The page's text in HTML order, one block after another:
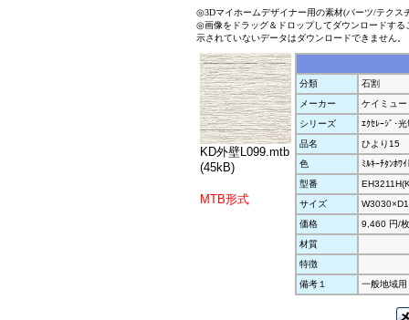
◎3Dマイホームデザイナー用の素材(パーツ/テクス
◎画像をドラッグ＆ドロップしてダウンロードす
示されていないデータはダウンロードできません。
KD外壁L099.mtb
(45kB)
MTB形式
分類
石割
メーカー
ケイミュー
シリーズ
ｴｸｾﾚｰｼﾞ･
品名
ひより15
色
ﾐﾙｷｰﾁﾀﾝﾎﾜｲ
型番
サイズ
価格
9,460 円/枚
材質
特徴
備考１
一般地域用